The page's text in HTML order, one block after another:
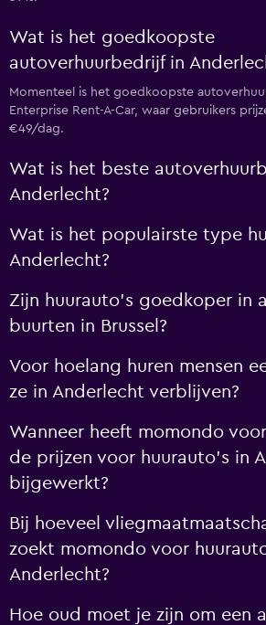
Wat is het goedkoopste
autoverhuurbedrijf in
Momenteel is het goedkoopste
Enterprise Rent-A-Car, waar gebruikers
€49/dag.
Wat is het beste
Anderlecht?
Wat is het populairste type
Anderlecht?
Zijn huurauto's goedkoper in
buurten in Brussel?
Voor hoelang huren mensen
ze in Anderlecht verblijven?
Wanneer heeft momondo
de prijzen voor huurauto's in
bijgewerkt?
Bij hoeveel
zoekt momondo voor
Anderlecht?
Hoe oud moet je zijn om een